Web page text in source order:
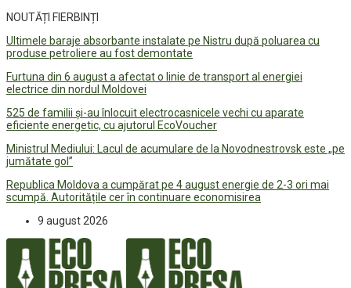
NOUTĂȚI FIERBINȚI
Ultimele baraje absorbante instalate pe Nistru după poluarea cu
produse petroliere au fost demontate
Furtuna din 6 august a afectat o linie de transport al energiei
electrice din nordul Moldovei
525 de familii și-au înlocuit electrocasnicele vechi cu aparate
eficiente energetic, cu ajutorul EcoVoucher
Ministrul Mediului: Lacul de acumulare de la Novodnestrovsk este „pe
jumătate gol”
Republica Moldova a cumpărat pe 4 august energie de 2-3 ori mai
scumpă. Autoritățile cer în continuare economisirea
9 august 2026